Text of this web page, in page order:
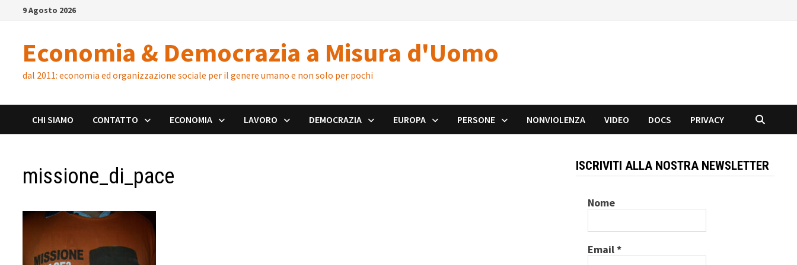
9 Agosto 2026
Economia & Democrazia a Misura d'Uomo
dal 2011: economia ed organizzazione sociale per il genere umano e non solo per pochi
CHI SIAMO CONTATTO ECONOMIA LAVORO DEMOCRAZIA EUROPA PERSONE NONVIOLENZA VIDEO DOCS PRIVACY
missione_di_pace ISCRIVITI ALLA NOSTRA NEWSLETTER
Nome
Email*